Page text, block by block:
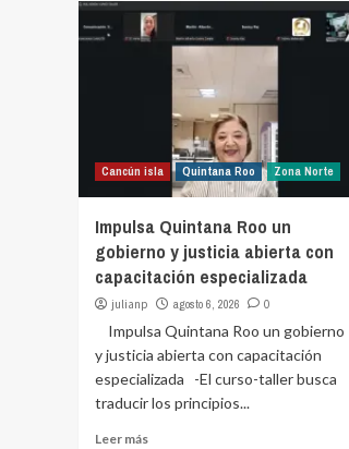
Cancún isla Quintana Roo Zona Norte
Impulsa Quintana Roo un
gobierno y justicia abierta con
capacitación especializada
julianp agosto 6, 2026 0
Impulsa Quintana Roo un gobierno
y justicia abierta con capacitación
especializada -El curso-taller busca
traducir los principios...
Leer más